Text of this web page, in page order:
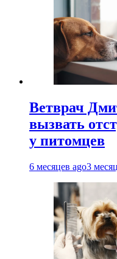
Ветврач
вызвать
у питомцев
6 месяцев ago3